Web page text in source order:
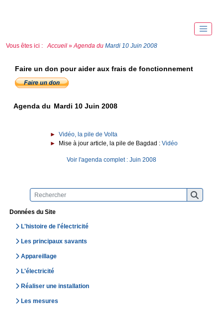
Vous êtes ici : Accueil » Agenda du Mardi 10 Juin 2008
Données du Site
L'histoire de l'électricité
Les principaux savants
Appareillage
L'électricité
Réaliser une installation
Les mesures
Faire un don pour aider aux frais de fonctionnement
Agenda du Mardi 10 Juin 2008
► Vidéo, la pile de Volta
►
Mise à jour article, la pile de Bagdad : Vidéo
Voir l'agenda complet : Juin 2008